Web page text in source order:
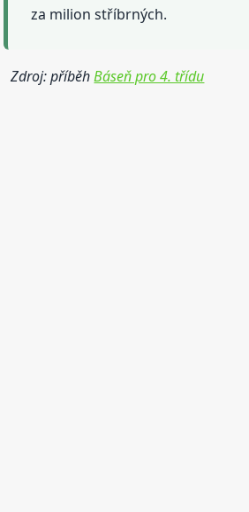
za milion stříbrných.
Zdroj: příběhBáseň pro 4. třídu